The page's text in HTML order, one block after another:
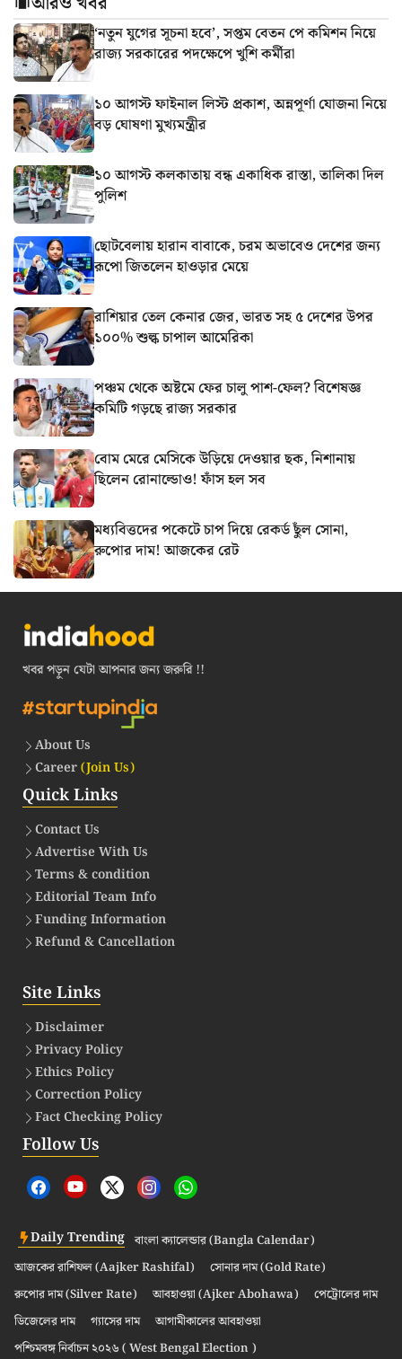
‘নতুন যুগের সূচনা হবে’, সপ্তম বেতন পে কমিশন নিয়ে
রাজ্য সরকারের পদক্ষেপে খুশি কর্মীরা
১০ আগস্ট ফাইনাল লিস্ট প্রকাশ, অন্নপূর্ণা যোজনা নিয়ে
বড় ঘোষণা মুখ্যমন্ত্রীর
১০ আগস্ট কলকাতায় বন্ধ একাধিক রাস্তা, তালিকা দিল
পুলিশ
ছোটবেলায় হারান বাবাকে, চরম অভাবেও দেশের জন্য
রূপো জিতলেন হাওড়ার মেয়ে
রাশিয়ার তেল কেনার জের, ভারত সহ ৫ দেশের উপর
১০০% শুল্ক চাপাল আমেরিকা
পঞ্চম থেকে অষ্টমে ফের চালু পাশ-ফেল? বিশেষজ্ঞ
কমিটি গড়ছে রাজ্য সরকার
বোম মেরে মেসিকে উড়িয়ে দেওয়ার ছক, নিশানায়
ছিলেন রোনাল্ডোও! ফাঁস হল সব
মধ্যবিত্তদের পকেটে চাপ দিয়ে রেকর্ড ছুঁল সোনা,
রুপোর দাম! আজকের রেট
খবর পড়ুন যেটা আপনার জন্য জরুরি !!
About Us
Career(Join Us)
Quick Links
Contact Us
Advertise With Us
Terms & condition
Editorial Team Info
Funding Information
Refund & Cancellation
Site Links
Disclaimer
Privacy Policy
Ethics Policy
Correction Policy
Fact Checking Policy
Follow Us
Daily Trending বাংলা ক্যালেন্ডার (Bangla Calendar)
আজকের রাশিফল (Aajker Rashifal)
সোনার দাম (Gold Rate)
রুপোর দাম (Silver Rate)
আবহাওয়া (Ajker Abohawa)
পেট্রোলের দাম
ডিজেলের দাম
গ্যাসের দাম
আগামীকালের আবহাওয়া
পশ্চিমবঙ্গ নির্বাচন ২০২৬ ( West Bengal Election )